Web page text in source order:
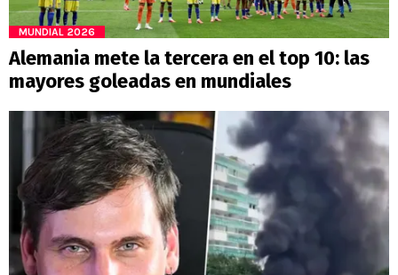
MUNDIAL 2026
Alemania mete la tercera en el top 10: las
mayores goleadas en mundiales